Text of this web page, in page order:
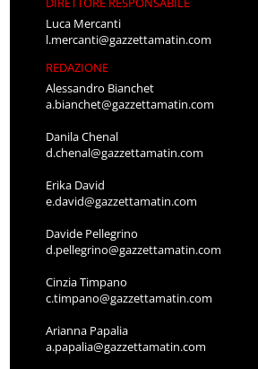
Luca Mercanti
l.mercanti@gazzettamatin.com
REDAZIONE
Alessandro Bianchet
a.bianchet@gazzettamatin.com
Danila Chenal
d.chenal@gazzettamatin.com
Erika David
e.david@gazzettamatin.com
Davide Pellegrino
d.pellegrino@gazzettamatin.com
Cinzia Timpano
c.timpano@gazzettamatin.com
Arianna Papalia
a.papalia@gazzettamatin.com